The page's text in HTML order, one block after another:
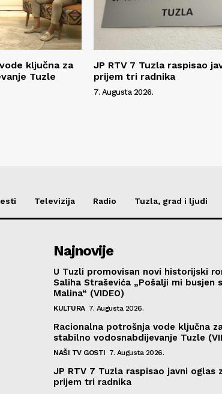
ključna za
Tuzle
JP RTV 7 Tuzla raspisao
prijem tri radnika
7. Augusta 2026.
Televizija Radio Tuzla, grad i ljudi
Najnovije
U Tuzli promovisan novi historijski
Saliha Straševića „Pošalji mi busjen s
Malina“ (VIDEO)
KULTURA 7. Augusta 2026.
Racionalna potrošnja vode ključna
stabilno vodosnabdijevanje Tuzle
NAŠI TV GOSTI 7. Augusta 2026.
JP RTV 7 Tuzla raspisao javni oglas
prijem tri radnika